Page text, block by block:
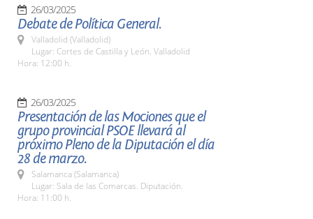
26/03/2025
Debate de Política General.
Valladolid (Valladolid)
Lugar: Cortes de Castilla y León. Valladolid
Hora: 12:00 h.
26/03/2025
Presentación de las Mociones que el
grupo provincial PSOE llevará al
próximo Pleno de la Diputación el día
28 de marzo.
Salamanca (Salamanca)
Lugar: Sala de las Comarcas. Diputación.
Hora: 11:00 h.